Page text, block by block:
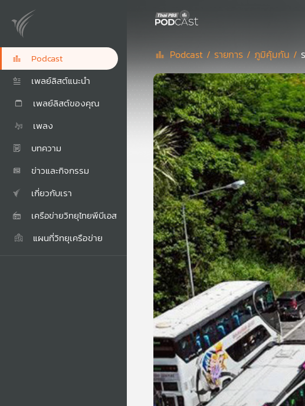
Podcast
เพลย์ลิสต์แนะนำ
เพลย์ลิสต์ของคุณ
เพลง
บทความ
ข่าวและกิจกรรม
เกี่ยวกับเรา
เครือข่ายวิทยุไทยพีบีเอส
แผนที่วิทยุเครือข่าย
Podcast / รายการ /ภูมิคุ้มกัน /